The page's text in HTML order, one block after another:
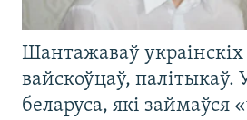
Шантажаваў украінскіх
вайскоўцаў, палітыкаў.
беларуса, які займаўся